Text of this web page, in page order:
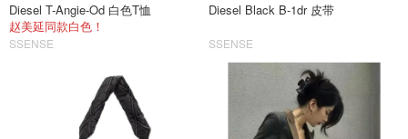
Diesel T-Angie-Od 白色T恤
赵美延同款白色！
SSENSE
Diesel Black B-1dr 皮带
SSENSE